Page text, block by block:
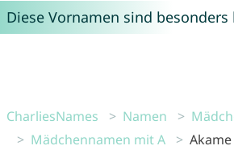
Diese Vornamen sind
CharliesNames Namen
Mädchennamen mit A
Akame